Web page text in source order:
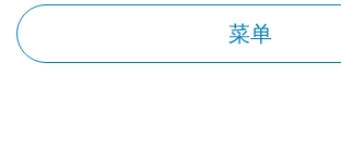
菜单